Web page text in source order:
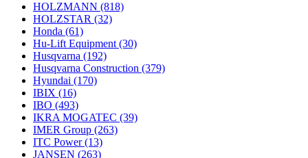
HOLZMANN (818)
HOLZSTAR (32)
Honda (61)
Hu-Lift Equipment (30)
Husqvarna (192)
Husqvarna Construction (379)
Hyundai (170)
IBIX (16)
IBO (493)
IKRA MOGATEC (39)
IMER Group (263)
ITC Power(13)
JANSEN (263)